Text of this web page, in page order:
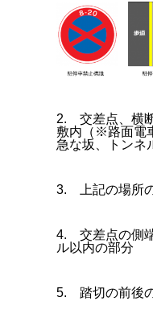
2. 交差点、横
敷内（※路面電
急な坂、トンネ
3. 上記の場所
4. 交差点の側
ル以内の部分
5. 踏切の前後